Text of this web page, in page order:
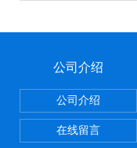
公司介绍
公司介绍
在线留言